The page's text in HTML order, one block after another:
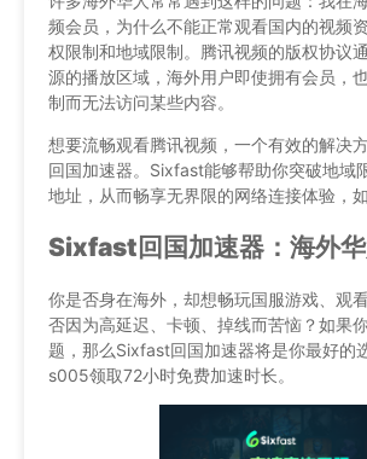
频会员，为什么不能正常观看国内的视频
权限制和地域限制。腾讯视频的版权协议
源的播放区域，海外用户即使拥有会员，
制而无法访问某些内容。
想要流畅观看腾讯视频，一个有效的解决
回国加速器。Sixfast能够帮助你突破地域
地址，从而畅享无界限的网络连接体验，如
Sixfast回国加速器：海外
你是否身在海外，却想畅玩国服游戏、观
否因为高延迟、卡顿、掉线而苦恼？如果
题，那么Sixfast回国加速器将是你最好的
s005领取72小时免费加速时长。